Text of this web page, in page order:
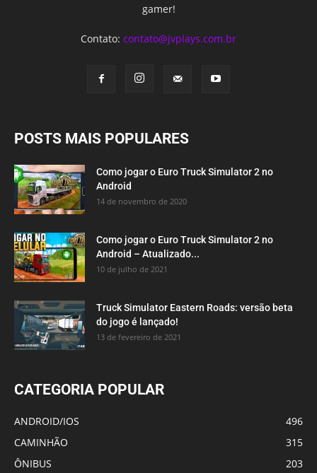
gamer!
Contato: contato@jvplays.com.br
POSTS MAIS POPULARES
Como jogar o Euro Truck Simulator 2 no
Android
14 de novembro de 2020
Como jogar o Euro Truck Simulator 2 no
Android – Atualizado...
10 de julho de 2021
Truck Simulator Eastern Roads: versão beta
do jogo é lançado!
13 de fevereiro de 2021
CATEGORIA POPULAR
ANDROID/IOS
496
CAMINHÃO
315
ÔNIBUS
203